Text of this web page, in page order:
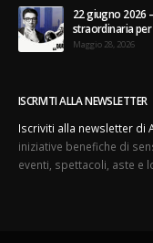
Giugno 15, 2026
22 giugno 2026
ISCRIVITI ALLA NEWSLETTER
Iscriviti alla newsletter di
iniziative benefiche di